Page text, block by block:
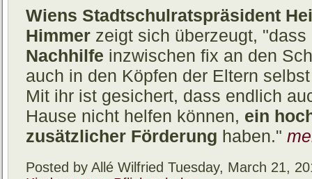
Wiens Stadtschulratspräsident
Himmer zeigt sich überzeugt,
Nachhilfe inzwischen fix an den
auch in den Köpfen der Eltern
Mit ihr ist gesichert, dass endlich
Hause nicht helfen können, ein
zusätzlicher Förderung haben."
Posted by Allé Wilfried Tuesday, March 21,